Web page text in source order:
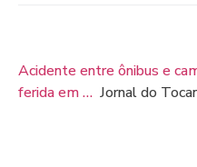
Acidente entre ônibus e
ferida em … Jornal do